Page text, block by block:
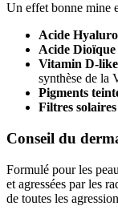
Un effet bonne mine
Acide
Acide Dioïque
Vitamin D-like
synthèse de la
Pigments
Filtres solaires
Conseil du
Formulé pour les
et agressées par les
de toutes les